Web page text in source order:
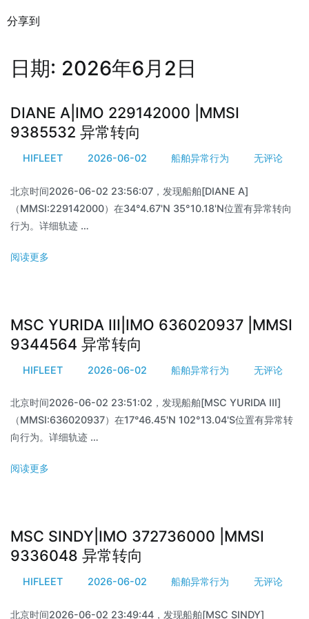
分享到
日期: 2026年6月2日
DIANE A|IMO 229142000 |MMSI
9385532 异常转向
HIFLEET 2026-06-02 船舶异常行为 无评论
北京时间2026-06-02 23:56:07，发现船舶[DIANE A]
（MMSI:229142000）在34°4.67'N 35°10.18'N位置有异常转向
行为。详细轨迹 …
阅读更多
MSC YURIDA III|IMO 636020937 |MMSI
9344564 异常转向
HIFLEET 2026-06-02 船舶异常行为 无评论
北京时间2026-06-02 23:51:02，发现船舶[MSC YURIDA III]
（MMSI:636020937）在17°46.45'N 102°13.04'S位置有异常转
向行为。详细轨迹 …
阅读更多
MSC SINDY|IMO 372736000 |MMSI
9336048 异常转向
HIFLEET 2026-06-02 船舶异常行为 无评论
北京时间2026-06-02 23:49:44，发现船舶[MSC SINDY]